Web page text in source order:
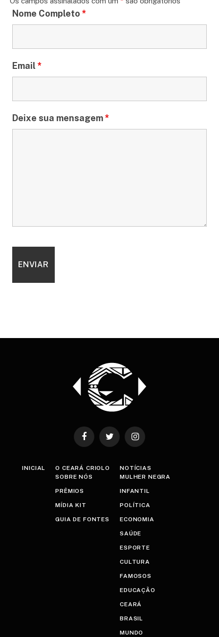
Nome Completo *
Email *
Deixe sua mensagem*
FacebookTwitter Instagram
INICIAL
O CEARÁ CRIOLO
SOBRE NÓS
PRÊMIOS
MÍDIA KIT
GUIA DE FONTES
NOTÍCIAS
MULHER NEGRA
INFANTIL
POLÍTICA
ECONOMIA
SAÚDE
ESPORTE
CULTURA
FAMOSOS
EDUCAÇÃO
CEARÁ
BRASIL
MUNDO